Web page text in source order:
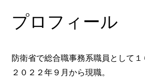
プロフィール
防衛省で総合職事務系職員として１
２０２２年９月から現職。